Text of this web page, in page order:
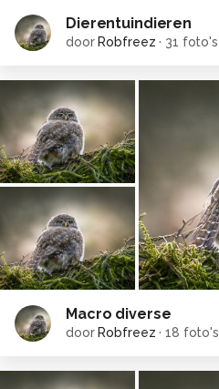
Dierentuindieren
door Robfreez · 31 foto's
Macro diverse
door Robfreez ·18 foto's